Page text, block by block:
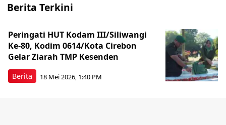
Berita Terkini
Berita
Peringati HUT Kodam III/Siliwangi
Ke-80, Kodim 0614/Kota Cirebon
Gelar Ziarah TMP Kesenden
18 Mei 2026, 1:40 PM